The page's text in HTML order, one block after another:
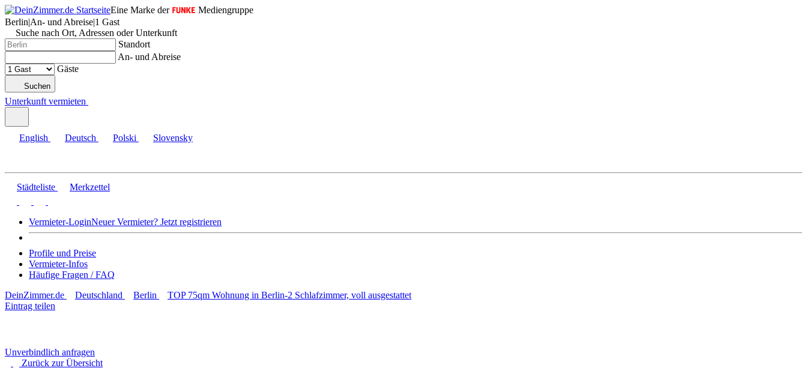
Eine Marke der
Mediengruppe
Berlin|An- und Abreise|1 Gast
Suche nach Ort, Adressen oder Unterkunft
Standort
An- und Abreise
Gäste
Suchen
Unterkunft vermieten
English Deutsch Polski Slovensky
Städteliste Merkzettel
Vermieter-LoginNeuer Vermieter? Jetzt registrieren
Profile und Preise
Vermieter-Infos
Häufige Fragen / FAQ
DeinZimmer.de
Deutschland Berlin
TOP 75qm Wohnung in Berlin-2 Schlafzimmer, voll ausgestattet
Eintrag teilen
Unverbindlich anfragen
Zurück zurÜbersicht